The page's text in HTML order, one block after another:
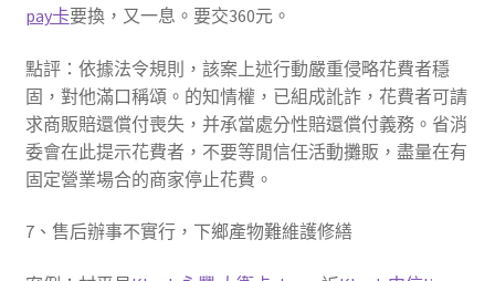
pay卡要換，又一息。要交360元。
點評：依據法令規則，該案上述行動嚴重侵略花費者穩
固，對他滿口稱頌。的知情權，已組成訛詐，花費者可請
求商販賠還償付喪失，并承當處分性賠還償付義務。省消
委會在此提示花費者，不要等閒信任活動攤販，盡量在有
固定營業場合的商家停止花費。
7、售后辦事不實行，下鄉產物難維護修繕